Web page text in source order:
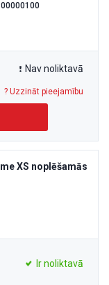
Nav noliktavā
? Uzzināt pieejamību
XS noplēšamās
Ir noliktavā